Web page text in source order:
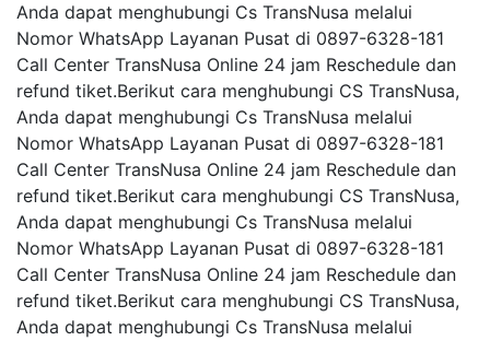
Anda dapat menghubungi Cs TransNusa melalui
Nomor WhatsApp Layanan Pusat di 0897-6328-181
Call Center TransNusa Online 24 jam Reschedule dan
refund tiket.Berikut cara menghubungi CS TransNusa,
Anda dapat menghubungi Cs TransNusa melalui
Nomor WhatsApp Layanan Pusat di 0897-6328-181
Call Center TransNusa Online 24 jam Reschedule dan
refund tiket.Berikut cara menghubungi CS TransNusa,
Anda dapat menghubungi Cs TransNusa melalui
Nomor WhatsApp Layanan Pusat di 0897-6328-181
Call Center TransNusa Online 24 jam Reschedule dan
refund tiket.Berikut cara menghubungi CS TransNusa,
Anda dapat menghubungi Cs TransNusa melalui